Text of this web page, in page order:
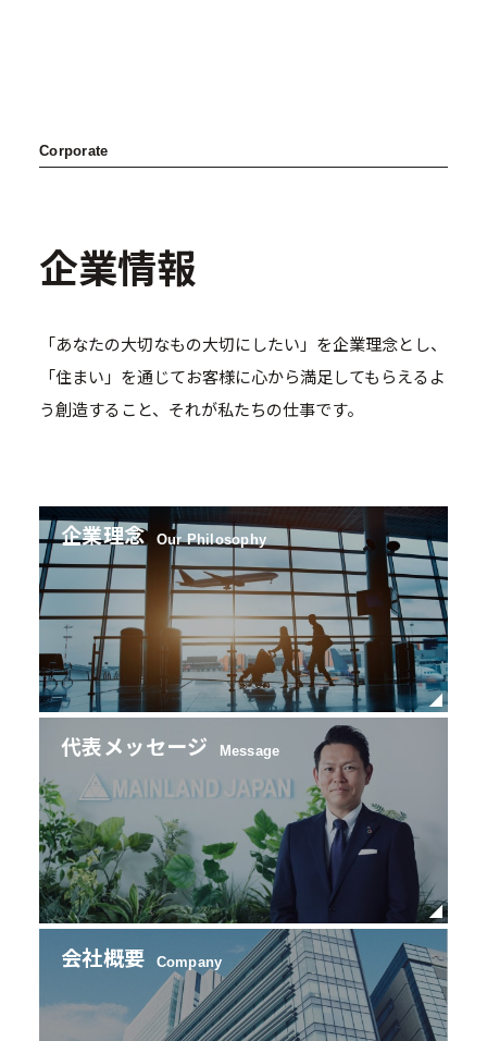
Corporate
企業情報
「あなたの大切なもの大切にしたい」を企業理念とし、
「住まい」を通じてお客様に心から満足してもらえるよ
う創造すること、それが私たちの仕事です。
企業理念 Our Philosophy
代表メッセージ Message
会社概要 Company